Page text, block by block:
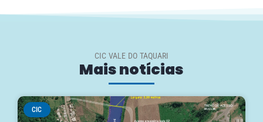
CIC VALE DO TAQUARI
Mais notícias
CIC